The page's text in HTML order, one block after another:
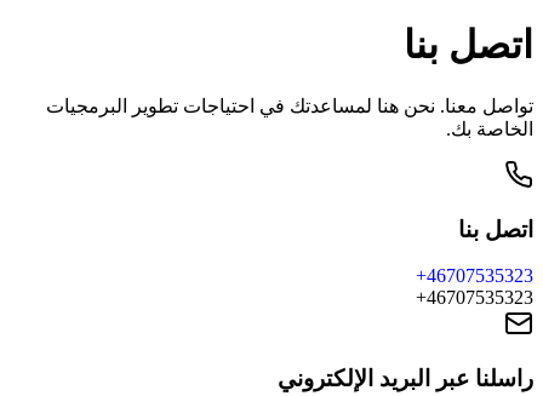
اتصل بنا
تواصل معنا. نحن هنا لمساعدتك في احتياجات تطوير البرمجيات
الخاصة بك.
اتصل بنا
+46707535323
+46707535323
راسلنا عبر البريد الإلكتروني